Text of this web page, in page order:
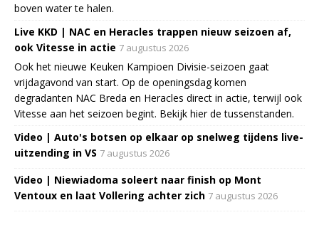
boven water te halen.
Live KKD | NAC en Heracles trappen nieuw seizoen af,
ook Vitesse in actie 7 augustus 2026
Ook het nieuwe Keuken Kampioen Divisie-seizoen gaat
vrijdagavond van start. Op de openingsdag komen
degradanten NAC Breda en Heracles direct in actie, terwijl ook
Vitesse aan het seizoen begint. Bekijk hier de tussenstanden.
Video | Auto's botsen op elkaar op snelweg tijdens live-
uitzending in VS 7 augustus 2026
Video | Niewiadoma soleert naar finish op Mont
Ventoux en laat Vollering achter zich 7 augustus 2026